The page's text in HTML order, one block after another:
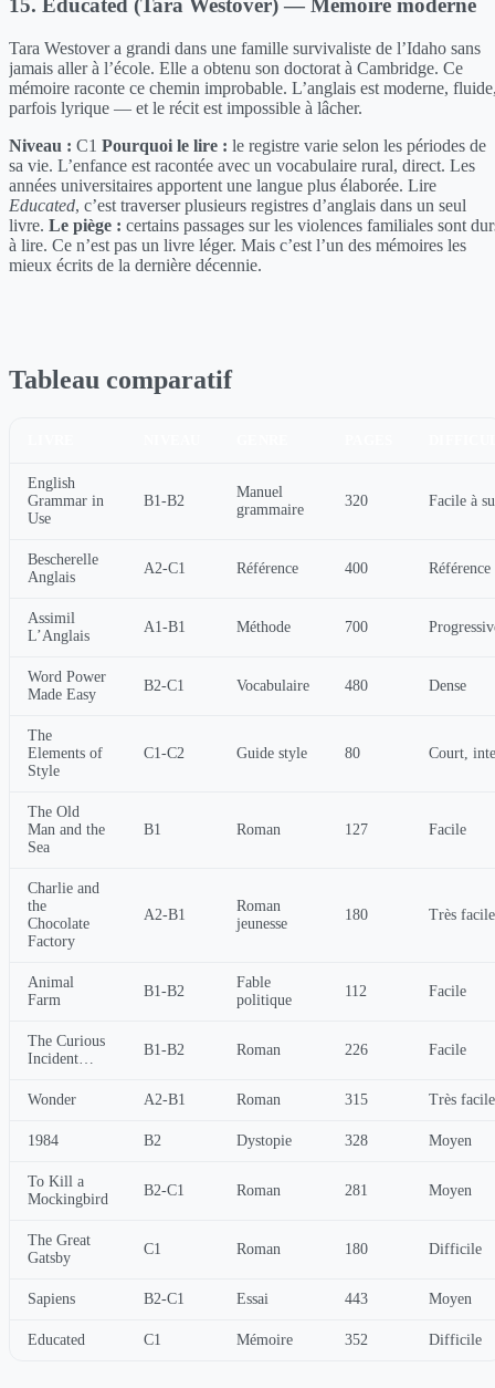
15. Educated (Tara Westover) — Mémoire moderne
Tara Westover a grandi dans une famille survivaliste de l’Idaho sans
jamais aller à l’école. Elle a obtenu son doctorat à Cambridge. Ce
mémoire raconte ce chemin improbable. L’anglais est moderne,
parfois lyrique — et le récit est impossible à lâcher.
Niveau : C1 Pourquoi le lire : le registre varie selon les périodes de
sa vie. L’enfance est racontée avec un vocabulaire rural, direct. Les
années universitaires apportent une langue plus élaborée. Lire
Educated, c’est traverser plusieurs registres d’anglais dans un seul
livre. Le piège : certains passages sur les violences familiales sont
à lire. Ce n’est pas un livre léger. Mais c’est l’un des mémoires les
mieux écrits de la dernière décennie.
Tableau comparatif
English
Grammar in
Use
B1-B2
Manuel
grammaire
320 Facile à
Bescherelle
Anglais
A2-C1 Référence 400 Référence
Assimil
L’Anglais
A1-B1 Méthode 700
Word Power
Made Easy
B2-C1 Vocabulaire 480 Dense
The
Elements of
Style
C1-C2 Guide style 80 Court,
The Old
Man and the
Sea
B1 Roman 127 Facile
Charlie and
the
Chocolate
Factory
A2-B1
Roman
jeunesse
180 Très facile
Animal
Farm
B1-B2
Fable
politique
112 Facile
The Curious
Incident…
B1-B2 Roman 226 Facile
Wonder A2-B1 Roman 315 Très facile
1984 B2 Dystopie 328 Moyen
To Kill a
Mockingbird
B2-C1 Roman 281 Moyen
The Great
Gatsby
C1 Roman 180 Difficile
Sapiens B2-C1 Essai 443 Moyen
Educated C1 Mémoire 352 Difficile